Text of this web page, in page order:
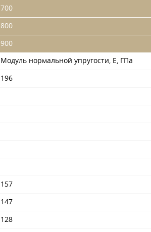
700
800
900
Модуль нормальной упругости, Е, ГПа
196
157
147
128